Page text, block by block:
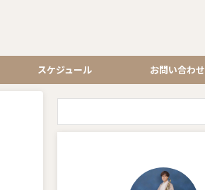
スケジュール お問い合わせ